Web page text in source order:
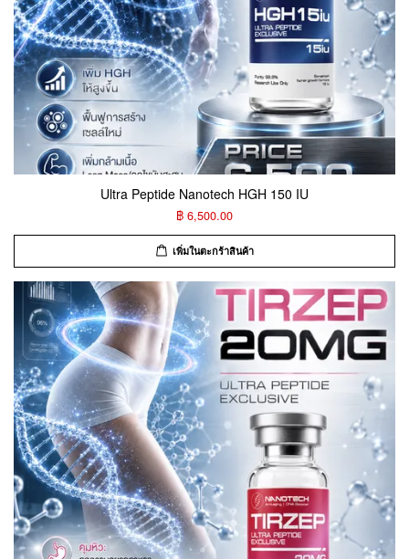
Ultra Peptide Nanotech HGH 150 IU
฿ 6,500.00
เพิ่มในตะกร้าสินค้า